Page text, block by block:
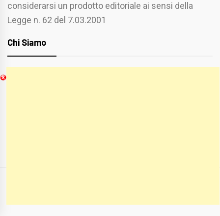
considerarsi un prodotto editoriale ai sensi della
Legge n. 62 del 7.03.2001
Chi Siamo